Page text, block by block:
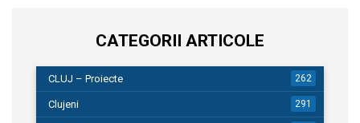
CATEGORII ARTICOLE
CLUJ – Proiecte 262
Clujeni 291